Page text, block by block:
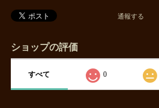
通報する
ショップの評価
すべて 0